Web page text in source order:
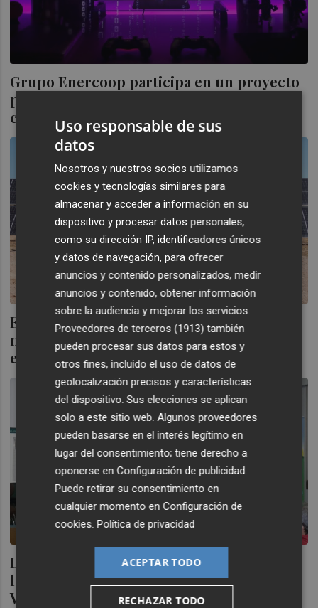
Grupo Enercoop participa en un proyecto
para la integración del sector energético
con 'blockchain'
Enercoop y Caja Rural Central ponen en
marcha su primera planta solar de 4 MW
en Requena
La cooperativa agrícola Fontcoop impulsa
la creación de la comunidad energética
Villalonga
Uso responsable de sus
datos
Nosotros y nuestros socios utilizamos
cookies y tecnologías similares para
almacenar y acceder a información en su
dispositivo y procesar datos personales,
como su dirección IP, identificadores únicos
y datos de navegación, para ofrecer
anuncios y contenido personalizados, medir
anuncios y contenido, obtener información
sobre la audiencia y mejorar los servicios.
Proveedores de terceros (1913) también
pueden procesar sus datos para estos y
otros fines, incluido el uso de datos de
geolocalización precisos y características
del dispositivo. Sus elecciones se aplican
solo a este sitio web. Algunos proveedores
pueden basarse en el interés legítimo en
lugar del consentimiento; tiene derecho a
oponerse enConfiguración de publicidad.
Puede retirar su consentimiento en
cualquier momento enConfiguración de
cookies.Política de privacidad
ACEPTAR TODO
RECHAZAR TODO